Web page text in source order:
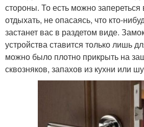
стороны. То есть можно запереться
отдыхать, не опасаясь, что кто-
застанет вас в раздетом виде.
устройства ставится только лишь
можно было плотно прикрыть на
сквозняков, запахов из кухни или